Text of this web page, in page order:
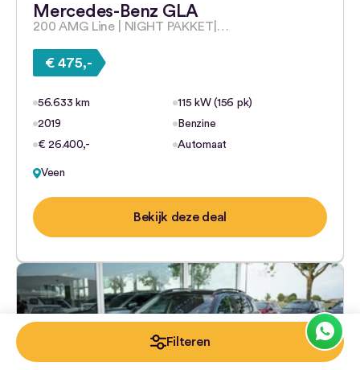
Filteren
Mercedes-Benz GLA
200 AMG Line | NIGHT PAKKET|…
€ 475,-
56.633 km
115 kW (156 pk)
2019
Benzine
€ 26.400,-
Automaat
Veen
Bekijk deze deal